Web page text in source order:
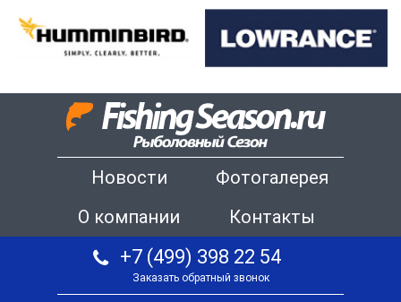
Новости
Фотогалерея
О компании
Контакты
+7 (499) 398 22 54
Заказать обратный звонок